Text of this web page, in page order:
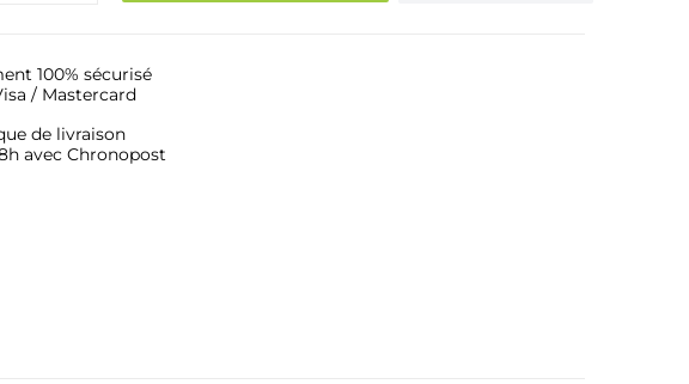
100% sécurisé
/ Mastercard
de livraison
avec Chronopost